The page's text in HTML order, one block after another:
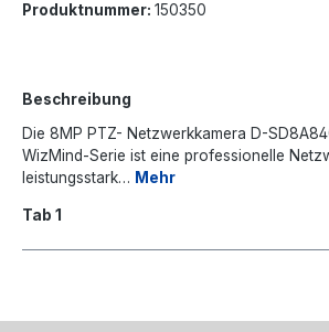
Produktnummer: 150350
Beschreibung
Die 8MP PTZ- Netzwerkkamera D-
WizMind-Serie ist eine professionelle
leistungsstark… Mehr
Tab 1